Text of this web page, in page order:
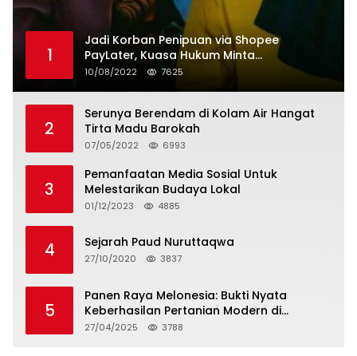
1
Jadi Korban Penipuan via Shopee
PayLater, Kuasa Hukum Minta
Penangguhan Tagihan dan Hapus Bunga
10/08/2022 7625
2
Serunya Berendam di Kolam Air Hangat
Tirta Madu Barokah
07/05/2022 6993
3
Pemanfaatan Media Sosial Untuk
Melestarikan Budaya Lokal
01/12/2023 4885
4 Sejarah Paud Nuruttaqwa
27/10/2020 3837
5
Panen Raya Melonesia: Bukti Nyata
Keberhasilan Pertanian Modern di
Kabupaten Bekasi
27/04/2025 3788